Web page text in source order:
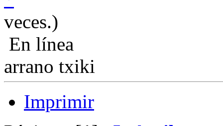
veces.)
En línea
arrano txiki
Imprimir